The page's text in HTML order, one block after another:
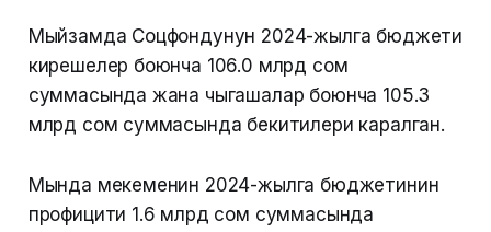
Мыйзамда Соцфондунун 2024-жылга бюджети
кирешелер боюнча 106.0 млрд сом
суммасында жана чыгашалар боюнча 105.3
млрд сом суммасында бекитилери каралган.
Мында мекеменин 2024-жылга бюджетинин
профицити 1.6 млрд сом суммасында